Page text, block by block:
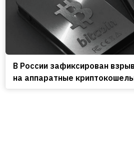
В России зафиксирован
на аппаратные